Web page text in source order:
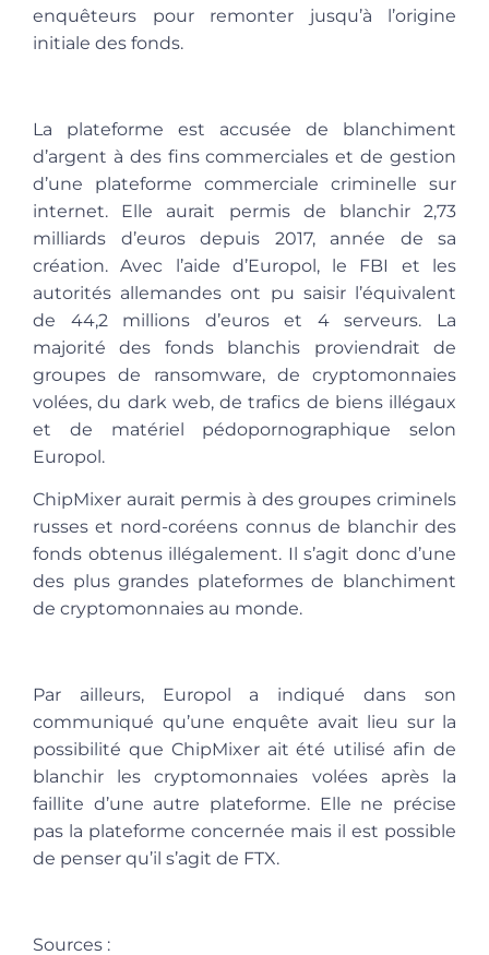
enquêteurs pour remonter jusqu’à l’origine
initiale des fonds.
La plateforme est accusée de blanchiment
d’argent à des fins commerciales et de gestion
d’une plateforme commerciale criminelle sur
internet. Elle aurait permis de blanchir 2,73
milliards d’euros depuis 2017, année de sa
création. Avec l’aide d’Europol, le FBI et les
autorités allemandes ont pu saisir l’équivalent
de 44,2 millions d’euros et 4 serveurs. La
majorité des fonds blanchis proviendrait de
groupes de ransomware, de cryptomonnaies
volées, du dark web, de trafics de biens illégaux
et de matériel pédopornographique selon
Europol.
ChipMixer aurait permis à des groupes criminels
russes et nord-coréens connus de blanchir des
fonds obtenus illégalement. Il s’agit donc d’une
des plus grandes plateformes de blanchiment
de cryptomonnaies au monde.
Par ailleurs, Europol a indiqué dans son
communiqué qu’une enquête avait lieu sur la
possibilité que ChipMixer ait été utilisé afin de
blanchir les cryptomonnaies volées après la
faillite d’une autre plateforme. Elle ne précise
pas la plateforme concernée mais il est possible
de penser qu’il s’agit de FTX.
Sources :